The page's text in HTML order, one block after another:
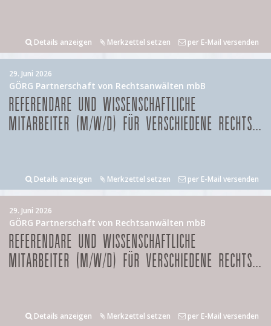
Details anzeigen Merkzettel setzen per E-Mail versenden
29. Juni 2026
GÖRG Partnerschaft von Rechtsanwälten mbB
REFERENDARE UND WISSENSCHAFTLICHE
MITARBEITER (M/W/D) FÜR VERSCHIEDENE RECHTS...
Details anzeigen Merkzettel setzen per E-Mail versenden
29. Juni 2026
GÖRG Partnerschaft von Rechtsanwälten mbB
REFERENDARE UND WISSENSCHAFTLICHE
MITARBEITER (M/W/D) FÜR VERSCHIEDENE RECHTS...
Details anzeigen Merkzettel setzen per E-Mail versenden